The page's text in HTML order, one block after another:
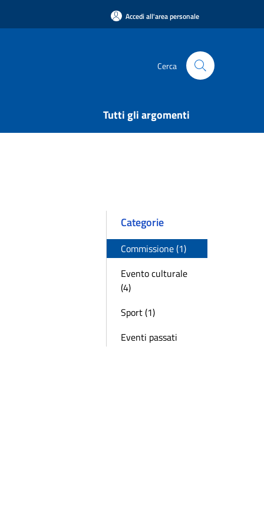
Accedi all'area personale
Cerca
Tutti gli argomenti
Categorie
Commissione (1)
Evento culturale
(4)
Sport (1)
Eventi passati